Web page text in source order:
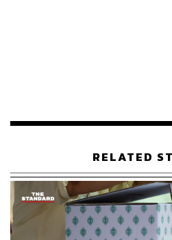
กันนั้น ชี้แจงว่าการลงชื่อซ้ำกันมี 2
ลงชื่อซ้ำ 2 ครั้งถ้าแบบนี้มันไม่ได้
ฉบับแล้วทั้งหมดเป็นชุดเดิม แต่ก
เป็นคนละหลักการและเป็นคนละ
กฎหมายใดห้ามไว้
RELATED